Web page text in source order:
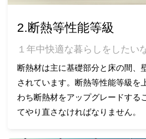
2.断熱等性能等級
１年中快適な暮らしをしたい
断熱材は主に基礎部分と床の間、
されています。断熱等性能等級を
わち断熱材をアップグレードする
てやり直さなければなりません。